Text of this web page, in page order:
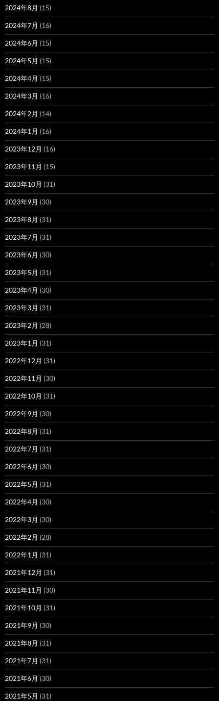
2024年8月 (15)
2024年7月 (16)
2024年6月 (15)
2024年5月 (15)
2024年4月 (15)
2024年3月 (16)
2024年2月 (14)
2024年1月 (16)
2023年12月 (16)
2023年11月 (15)
2023年10月 (31)
2023年9月 (30)
2023年8月 (31)
2023年7月 (31)
2023年6月 (30)
2023年5月 (31)
2023年4月 (30)
2023年3月 (31)
2023年2月 (28)
2023年1月 (31)
2022年12月 (31)
2022年11月 (30)
2022年10月 (31)
2022年9月 (30)
2022年8月 (31)
2022年7月 (31)
2022年6月 (30)
2022年5月 (31)
2022年4月 (30)
2022年3月 (30)
2022年2月 (28)
2022年1月 (31)
2021年12月 (31)
2021年11月 (30)
2021年10月 (31)
2021年9月 (30)
2021年8月 (31)
2021年7月 (31)
2021年6月 (30)
2021年5月 (31)